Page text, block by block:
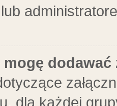
dodawać
dla każdej